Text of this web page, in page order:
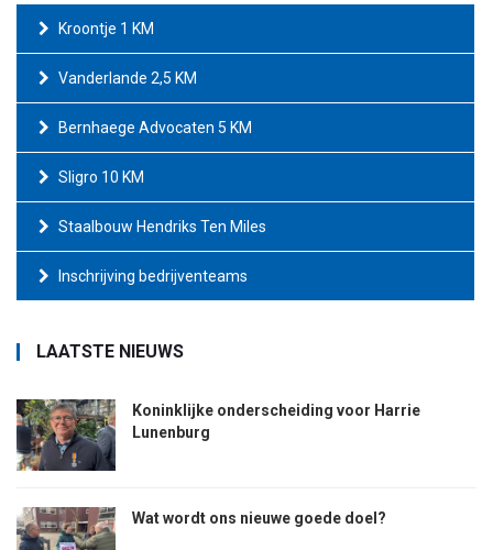
Kroontje 1 KM
Vanderlande 2,5 KM
Bernhaege Advocaten 5 KM
Sligro 10 KM
Staalbouw Hendriks Ten Miles
Inschrijving bedrijventeams
LAATSTE NIEUWS
Koninklijke onderscheiding voor Harrie
Lunenburg
Wat wordt ons nieuwe goede doel?